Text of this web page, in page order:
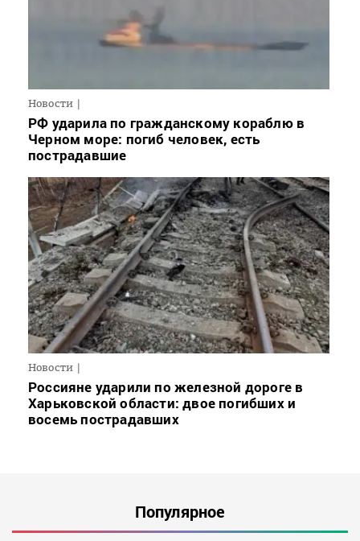
Новости
РФ ударила по гражданскому кораблю в
Черном море: погиб человек, есть
пострадавшие
Новости
Россияне ударили по железной дороге в
Харьковской области: двое погибших и
восемь пострадавших
Популярное